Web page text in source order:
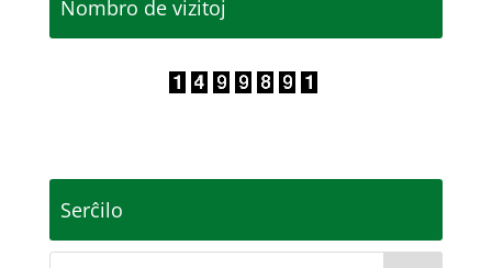
Nombro de vizitoj
Serĉilo